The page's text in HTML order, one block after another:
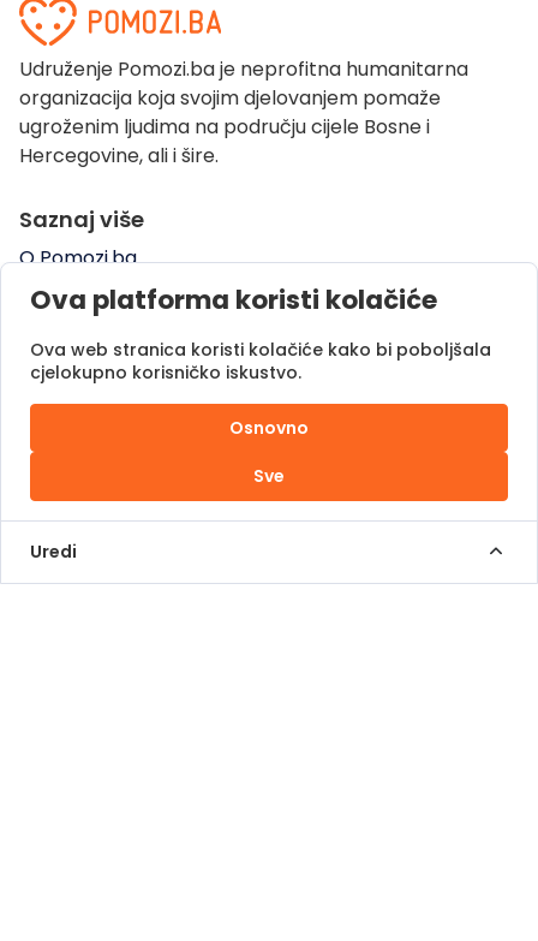
Udruženje Pomozi.ba je neprofitna humanitarna
organizacija koja svojim djelovanjem pomaže
ugroženim ljudima na području cijele Bosne i
Hercegovine, ali i šire.
Saznaj više
O Pomozi.ba
Pogledaj kampanje
Pomozi.ba Novosti
Kontaktirajte nas
Kontakt Info
+387 62 839 000
info@pomoziba.org
Ova platforma koristi kolačiće
Ova web stranica koristi kolačiće kako bi poboljšala
cjelokupno korisničko iskustvo.
Osnovno
Sve
Uredi